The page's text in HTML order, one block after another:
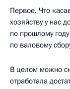
Первое. Что
хозяйству у нас
по прошлому
по валовому
В целом можно
отработала